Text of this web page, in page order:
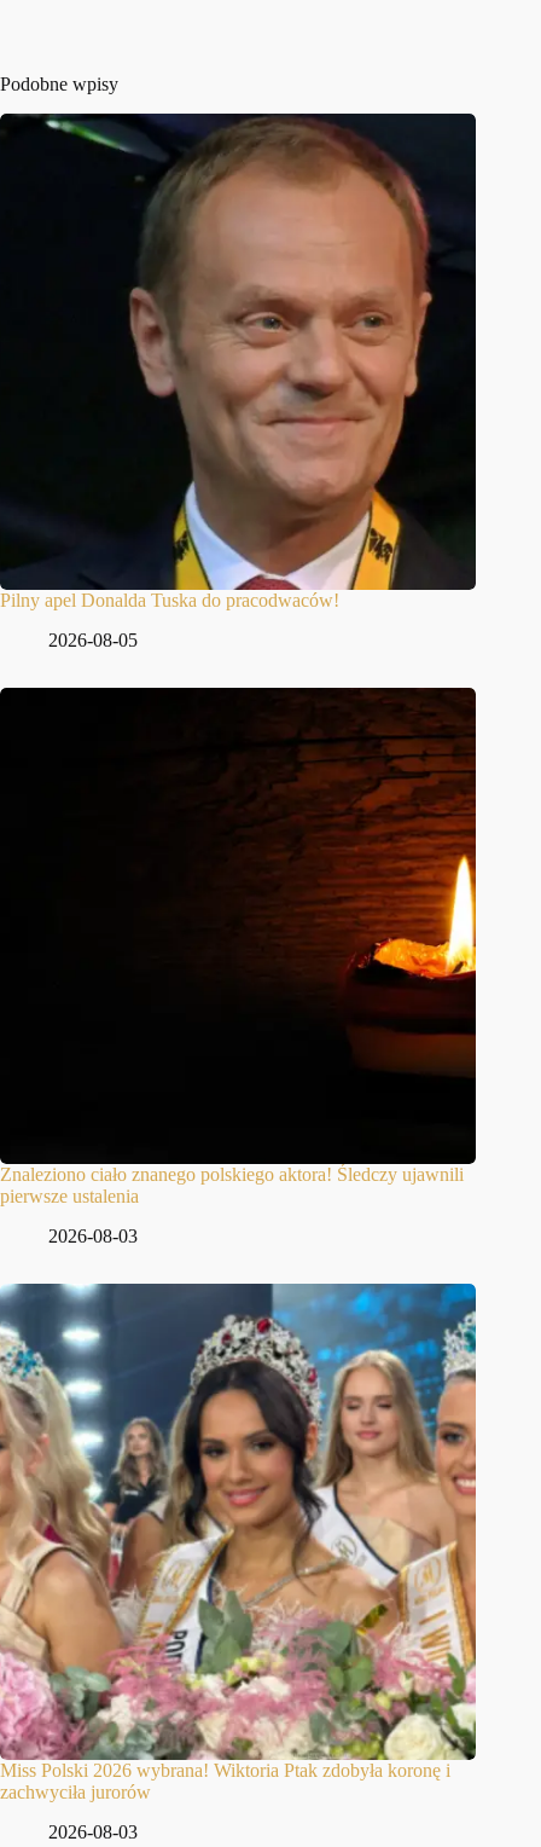
Podobne wpisy
Pilny apel Donalda Tuska do pracodwaców!
2026-08-05
Znaleziono ciało znanego polskiego aktora! Śledczy ujawnili
pierwsze ustalenia
2026-08-03
Miss Polski 2026 wybrana! Wiktoria Ptak zdobyła koronę i
zachwyciła jurorów
2026-08-03